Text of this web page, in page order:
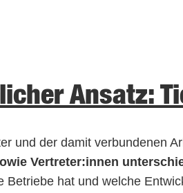
Ansatz:
und der damit verbundenen
Vertreter:innen
Betriebe hat und welche